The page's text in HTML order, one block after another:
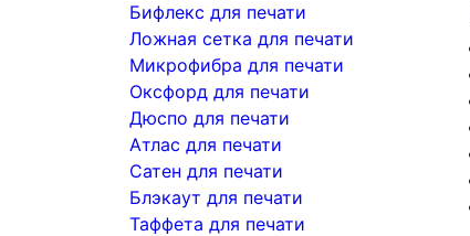
Бифлекс для печати
Ложная сетка для печати
Микрофибра для печати
Оксфорд для печати
Дюспо для печати
Атлас для печати
Сатен для печати
Блэкаут для печати
Таффета для печати